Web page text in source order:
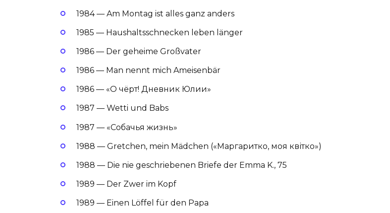
1984 — Am Montag ist alles ganz anders
1985 — Haushaltsschnecken leben länger
1986 — Der geheime Großvater
1986 — Man nennt mich Ameisenbär
1986 — «О чёрт! Дневник Юлии»
1987 — Wetti und Babs
1987 — «Собачья жизнь»
1988 — Gretchen, mein Mädchen («Маргаритко, моя квітко»)
1988 — Die nie geschriebenen Briefe der Emma K., 75
1989 — Der Zwer im Kopf
1989 — Einen Löffel für den Papa